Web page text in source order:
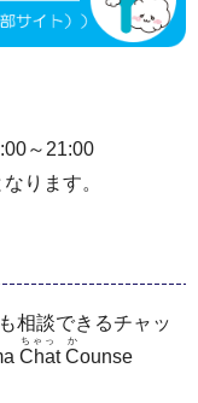
～21:00
ります。
相談できるチャッ
Cha
ちゃっ
tC
か
ounse